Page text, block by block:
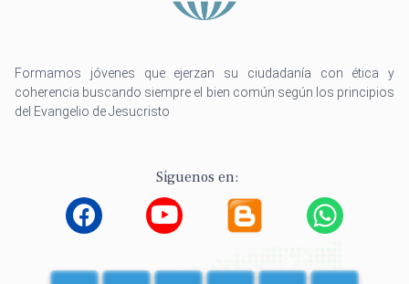
Formamos jóvenes que ejerzan su ciudadanía con ética y
coherencia buscando siempre el bien común según los principios
del Evangelio de Jesucristo
Síguenos en: